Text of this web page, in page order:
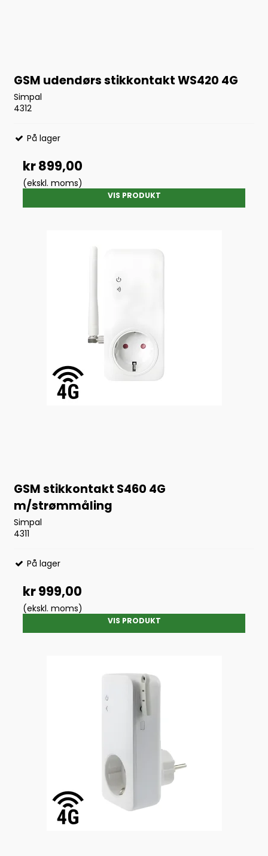
GSM udendørs stikkontakt WS420 4G
Simpal
4312
På lager
kr 899,00
(ekskl. moms)
VIS PRODUKT
GSM stikkontakt S460 4G
m/strømmåling
Simpal
4311
På lager
kr 999,00
(ekskl. moms)
VIS PRODUKT